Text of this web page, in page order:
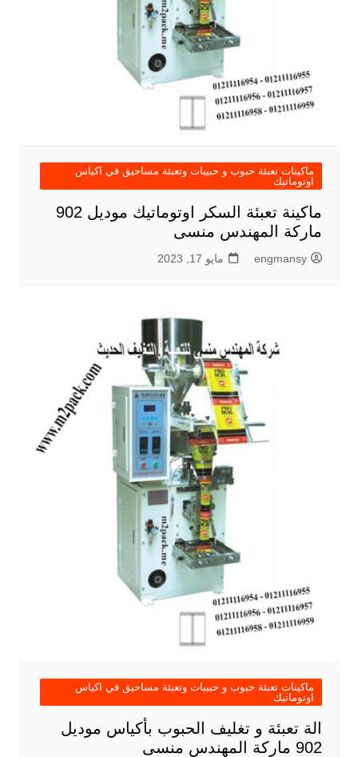
ماكينات تعبئة حبوب و حبيبات وتعبئة مساحيق في اكياس
اوتوماتيك
ماكينة تعبئة السكر اوتوماتيك موديل 902
ماركة المهندس منسى
engmansy مايو 17, 2023
ماكينات تعبئة حبوب و حبيبات وتعبئة مساحيق في اكياس
اوتوماتيك
الة تعبئة و تغليف الحبوب بأكياس موديل
902 ماركة المهندس منسى